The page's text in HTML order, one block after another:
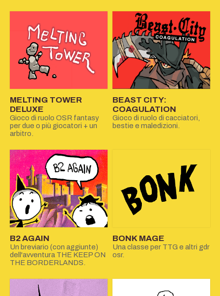
MELTING TOWER
DELUXE
Gioco di ruolo OSR fantasy
per due o più giocatori + un
arbitro.
BEAST CITY:
COAGULATION
Gioco di ruolo di cacciatori,
bestie e maledizioni.
B2 AGAIN
Un breviario (con aggiunte)
dell'avventura THE KEEP ON
THE BORDERLANDS.
BONK MAGE
Una classe per TTG e altri gdr
osr.